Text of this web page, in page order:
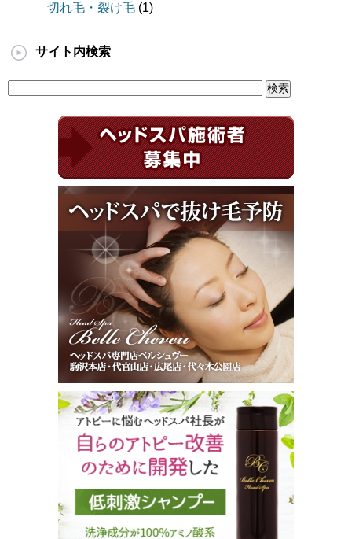
切れ毛・裂け毛 (1)
サイト内検索